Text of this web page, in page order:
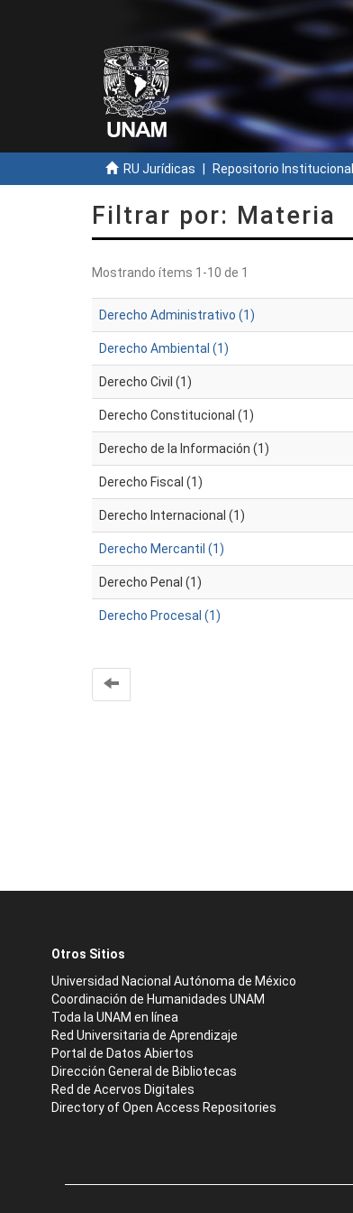
RU Jurídicas Repositorio Institucional
Filtrar por: Materia
Mostrando ítems 1-10 de 1
Derecho Administrativo (1)
Derecho Ambiental (1)
Derecho Civil (1)
Derecho Constitucional (1)
Derecho de la Información (1)
Derecho Fiscal (1)
Derecho Internacional (1)
Derecho Mercantil (1)
Derecho Penal (1)
Derecho Procesal (1)
Otros Sitios
Universidad Nacional Autónoma de México
Coordinación de Humanidades UNAM
Toda la UNAM en línea
Red Universitaria de Aprendizaje
Portal de Datos Abiertos
Dirección General de Bibliotecas
Red de Acervos Digitales
Directory of Open Access Repositories